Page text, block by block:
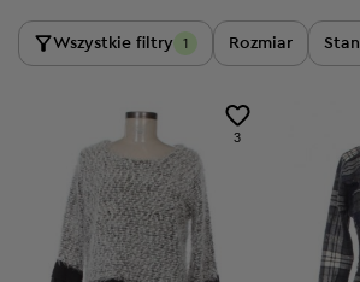
Wszystkie filtry 1 Rozmiar Stan
3